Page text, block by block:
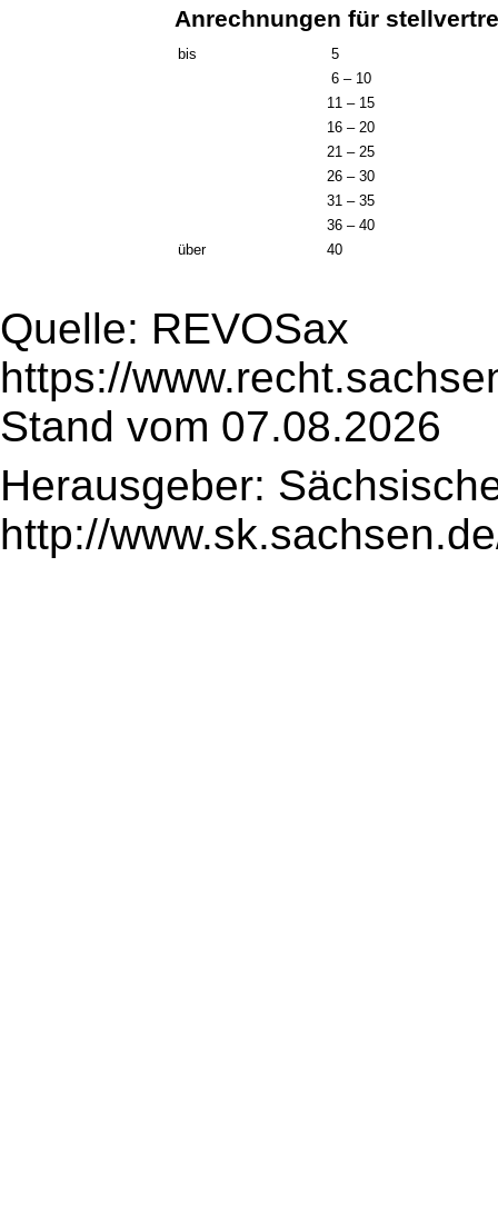
Anrechnungen für
bis
5
6 – 10
11 – 15
16 – 20
21 – 25
26 – 30
31 – 35
36 – 40
über
40
Quelle: REVOSax
https://
Stand vom 07.08.2026
Herausgeber:
http://